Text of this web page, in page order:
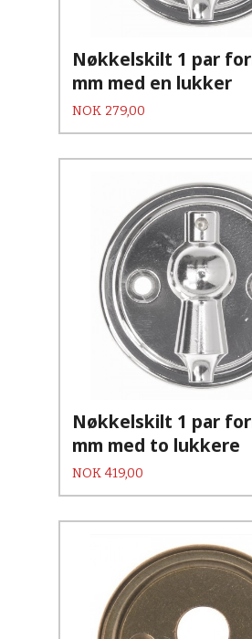
Nøkkelskilt 1 par
mm med en lukker
Pris
NOK 279,00
Nøkkelskilt 1 par
mm med to lukkere
Pris
NOK 419,00